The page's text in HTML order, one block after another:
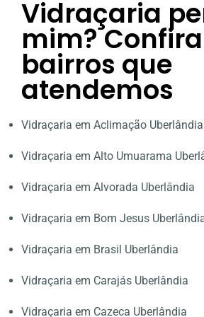
Vidraçaria
mim?
bairros que
atendemos
Vidraçaria em Aclimação Uberlândia
Vidraçaria em Alto Umuarama
Vidraçaria em Alvorada Uberlândia
Vidraçaria em Bom Jesus
Vidraçaria em Brasil Uberlândia
Vidraçaria em Carajás Uberlândia
Vidraçaria em Cazeca Uberlândia